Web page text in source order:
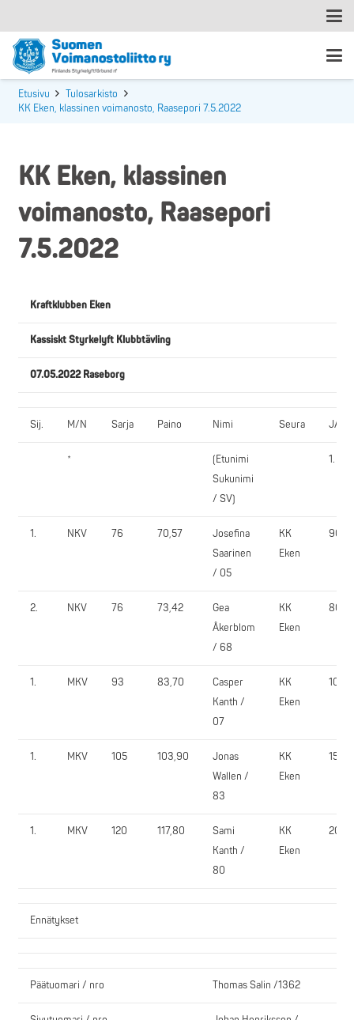
Etusivu
Tulosarkisto
KK Eken, klassinen voimanosto, Raasepori 7.5.2022
KK Eken, klassinen
voimanosto, Raasepori
7.5.2022
Kraftklubben Eken
Kassiskt Styrkelyft Klubbtävling
07.05.2022 Raseborg
Sij. M/N Sarja Paino Nimi Seura
*
(Etunimi
Sukunimi
/ SV)
1.
1. NKV 76 70,57
Josefina
Saarinen
/ 05
KK
Eken
90,0
2. NKV 76 73,42
Gea
Åkerblom
/ 68
KK
Eken
80,0
1. MKV 93 83,70
Casper
Kanth /
07
KK
Eken
100,0
1. MKV 105 103,90
Jonas
Wallen /
83
KK
Eken
150,0
1. MKV 120 117,80
Sami
Kanth /
80
KK
Eken
Ennätykset
Päätuomari / nro Thomas Salin /1362